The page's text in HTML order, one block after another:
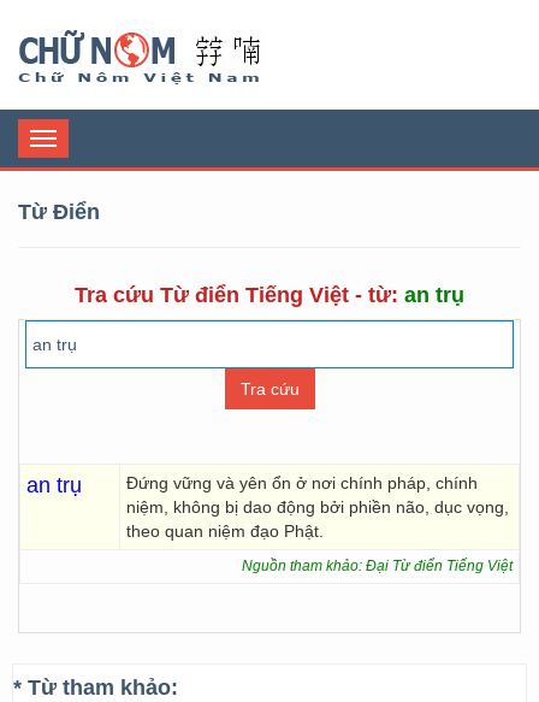
Toggle
navigation
Từ Điển
Tra cứu Từ điển Tiếng Việt - từ: an trụ
an trụ
Đứng vững và yên ổn ở nơi chính pháp, chính
niệm, không bị dao động bởi phiền não, dục vọng,
theo quan niệm đạo Phật.
Nguồn tham khảo: Đại Từ điển Tiếng Việt
* Từ tham khảo: